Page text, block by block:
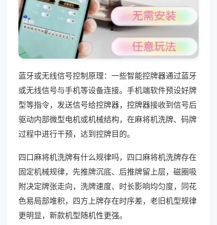
蓝牙或无线信号控制原理：一些智能控牌器通过蓝牙
或无线信号与手机等设备连接。手机端软件预设好牌
型等指令，发送信号给控牌器，控牌器接收到信号后
驱动内部微型电机或机械结构，在麻将机洗牌、码牌
过程中进行干预，达到控牌目的。
四口麻将机洗牌有什么规律吗，四口麻将机洗牌存在
固定机械规律，先推牌沉底、后推牌留上层，磁圈吸
附决定牌张走向，洗牌速度、时长影响均匀度，同花
色易局部堆积，四方上牌存在时序差，老旧机型规律
更明显，新款机型随机性更强。